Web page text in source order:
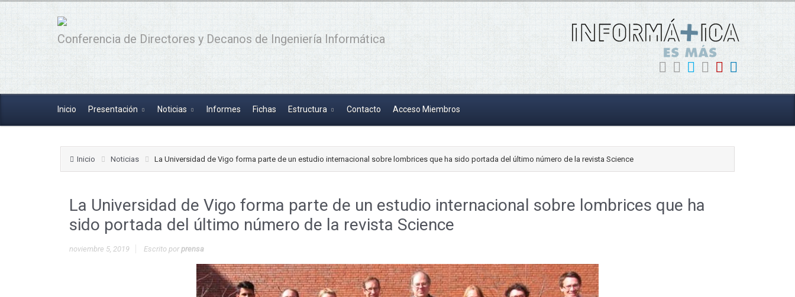
Conferencia de Directores y Decanos de Ingeniería Informática
Inicio Presentación Noticias Informes Fichas Estructura Contacto Acceso Miembros
Inicio Noticias La Universidad de Vigo forma parte de un estudio internacional sobre lombrices que ha sido portada del último número de la revista Science
La Universidad de Vigo forma parte de un estudio internacional sobre lombrices que ha
sido portada del último número de la revista Science
noviembre 5, 2019 Escrito porprensa